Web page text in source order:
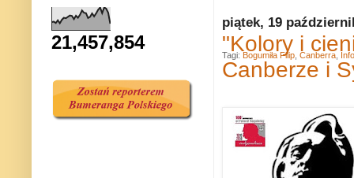
piątek, 19
"Kolory i
Canberze i
Tagi: Bogumiła Filip Canberra Info
21,457,854